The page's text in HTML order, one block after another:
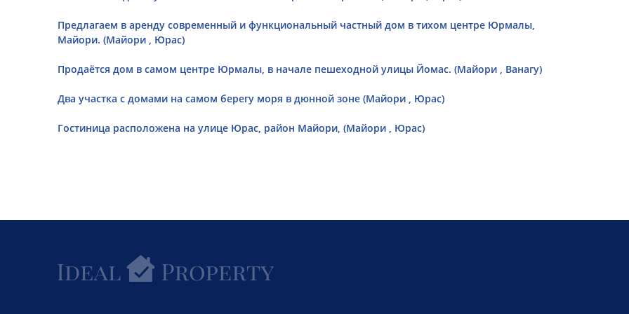
Предлагаем в аренду современный и функциональный частный дом в тихом центре Юрмалы,
Майори. (Майори , Юрас)
Продаётся дом в самом центре Юрмалы, в начале пешеходной улицы Йомас. (Майори , Ванагу)
Два участка с домами на самом берегу моря в дюнной зоне (Майори , Юрас)
Гостиница расположена на улице Юрас, район Майори, (Майори , Юрас)